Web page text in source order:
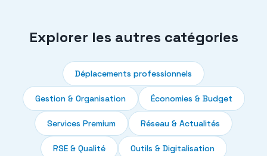
Explorer les autres catégories
Déplacements professionnels
Gestion & Organisation Économies & Budget
Services Premium Réseau & Actualités
RSE & Qualité Outils & Digitalisation